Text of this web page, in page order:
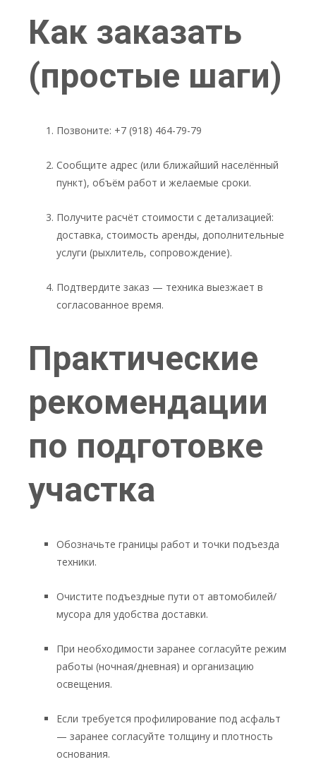
Как заказать
(простые шаги)
Позвоните: +7 (918) 464-79-79
Сообщите адрес (или ближайший населённый
пункт), объём работ и желаемые сроки.
Получите расчёт стоимости с детализацией:
доставка, стоимость аренды, дополнительные
услуги (рыхлитель, сопровождение).
Подтвердите заказ — техника выезжает в
согласованное время.
Практические
рекомендации
по подготовке
участка
Обозначьте границы работ и точки подъезда
техники.
Очистите подъездные пути от автомобилей/
мусора для удобства доставки.
При необходимости заранее согласуйте режим
работы (ночная/дневная) и организацию
освещения.
Если требуется профилирование под асфальт
— заранее согласуйте толщину и плотность
основания.